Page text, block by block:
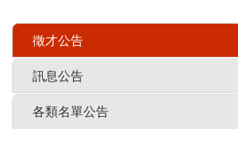
徵才公告
訊息公告
各類名單公告